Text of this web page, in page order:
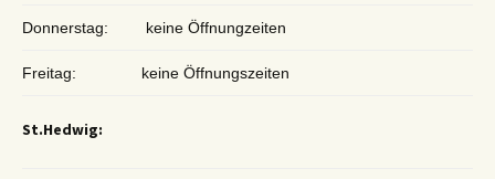
Donnerstag: keine Öffnungzeiten
Freitag: keine Öffnungszeiten
St.Hedwig: